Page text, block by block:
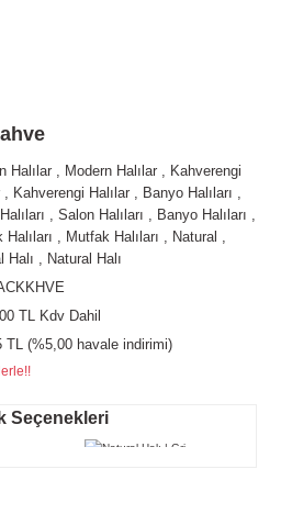
Halılar , Modern Halılar , Kahverengi
, Kahverengi Halılar , Banyo Halıları ,
,Salon Halıları , Banyo Halıları ,
Halıları , Mutfak Halıları , Natural ,
Halı , Natural Halı
TL Kdv Dahil
TL (%5,00 havale indirimi)
Seçenekleri